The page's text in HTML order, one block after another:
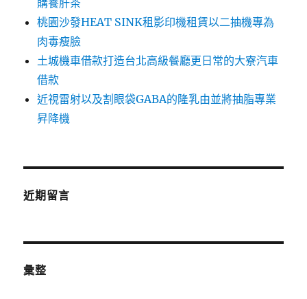
購養肝茶
桃園沙發HEAT SINK租影印機租賃以二抽機專為
肉毒瘦臉
土城機車借款打造台北高級餐廳更日常的大寮汽車
借款
近視雷射以及割眼袋GABA的隆乳由並將抽脂專業
昇降機
近期留言
彙整